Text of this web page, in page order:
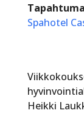
Spahotel
Heikki